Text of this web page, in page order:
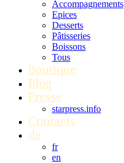
Accompagnements
Epices
Desserts
Pâtisseries
Boissons
Tous
Boutique
Blog
Presse
starpress.info
Contacts
de
fr
en